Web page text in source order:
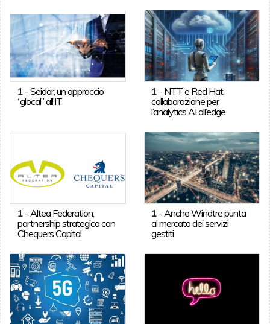
1-Seidor, un approccio
“glocal” all’IT
1 - NTT e Red Hat,
collaborazione per
l’analytics AI all’edge
1- Altea Federation,
partnership strategica con
Chequers Capital
1 - Anche Windtre punta
al mercato dei servizi
gestiti